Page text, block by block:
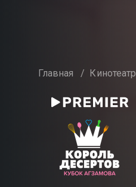
Главная / Кинотеатр